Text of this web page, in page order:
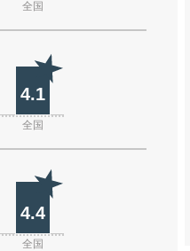
全国
4.1
全国
4.4
全国